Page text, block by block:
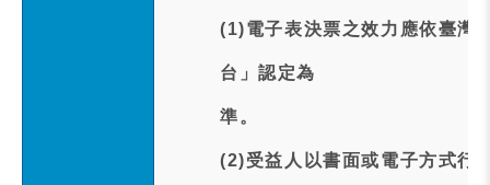
(1)電子表決票之效力應依臺灣
台」認定為
準。
(2)受益人以書面或電子方式行